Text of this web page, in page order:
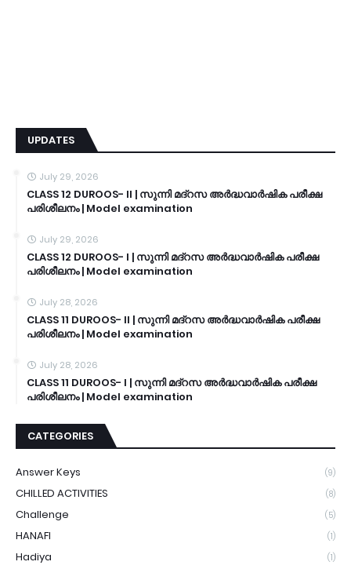
UPDATES
July 29, 2026
CLASS 12 DUROOS- II | സുന്നി മദ്റസ അർദ്ധവാർഷിക പരീക്ഷ
പരിശീലനം | Model examination
July 29, 2026
CLASS 12 DUROOS- I | സുന്നി മദ്റസ അർദ്ധവാർഷിക പരീക്ഷ
പരിശീലനം | Model examination
July 28, 2026
CLASS 11 DUROOS- II | സുന്നി മദ്റസ അർദ്ധവാർഷിക പരീക്ഷ
പരിശീലനം | Model examination
July 28, 2026
CLASS 11 DUROOS- I | സുന്നി മദ്റസ അർദ്ധവാർഷിക പരീക്ഷ
പരിശീലനം | Model examination
CATEGORIES
Answer Keys (9)
CHILLED ACTIVITIES (8)
Challenge (5)
HANAFI (1)
Hadiya (1)